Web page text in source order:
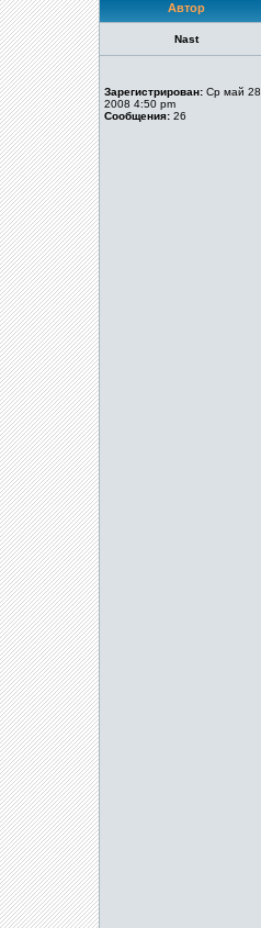
Автор
Nast
Зарегистрирован: Ср май 28,
2008 4:50 pm
Сообщения: 26